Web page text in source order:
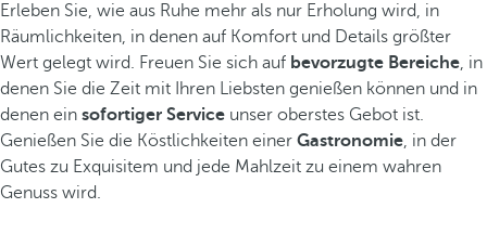
Erleben Sie, wie aus Ruhe mehr als nur Erholung wird, in
Räumlichkeiten, in denen auf Komfort und Details größter
Wert gelegt wird. Freuen Sie sich auf bevorzugte Bereiche, in
denen Sie die Zeit mit Ihren Liebsten genießen können und in
denen ein sofortiger Service unser oberstes Gebot ist.
Genießen Sie die Köstlichkeiten einer Gastronomie, in der
Gutes zu Exquisitem und jede Mahlzeit zu einem wahren
Genuss wird.